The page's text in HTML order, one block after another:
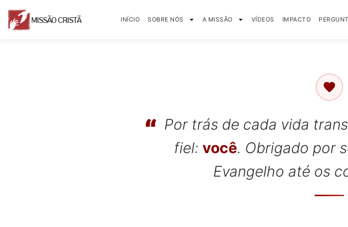
INÍCIO SOBRE NÓS A MISSÃO VÍDEOS IMPACTO
Por trás de cada vida
fiel: você. Obrigado por
Evangelho até os